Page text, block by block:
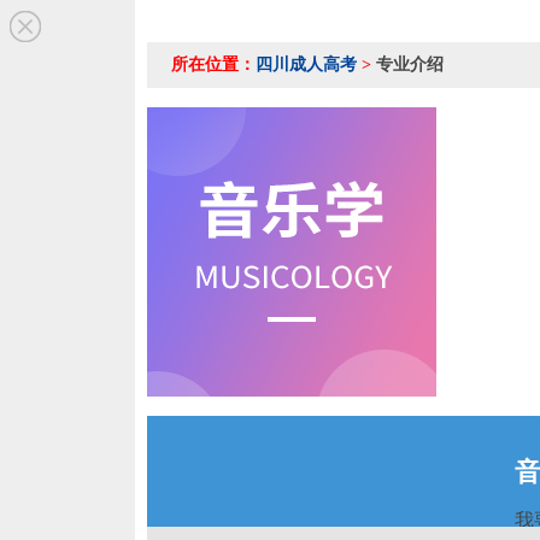
所在位置： 四川成人高考 > 专业介绍
我